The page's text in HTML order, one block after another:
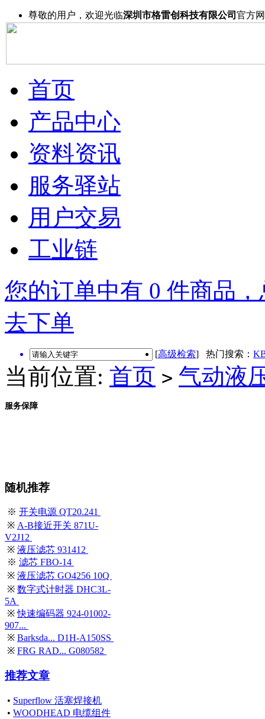
尊敬的用户，欢迎光临深圳市格雷创科技有限公司 官方
首页
产品中心
资料资讯
服务驿站
用户交易
工业链
您的订单中有 0 件商品
去下单
[高级检索] 热门搜索：
当前位置: 首页 > 气动液
服务保障
随机推荐
※ 开关电源 QT20.241
※ A-B接近开关 871U-
V2J12
※ 液压滤芯 931412
※ 滤芯 FBO-14
※ 液压滤芯 GO4256 10Q
※ 数字式计时器 DHC3L-
5A
※快速编码器 924-01002-
907...
※ Barksda... D1H-A150SS
※ FRG RAD... G080582
推荐文章
• Superflow 活塞焊接机
• WOODHEAD 电缆组件